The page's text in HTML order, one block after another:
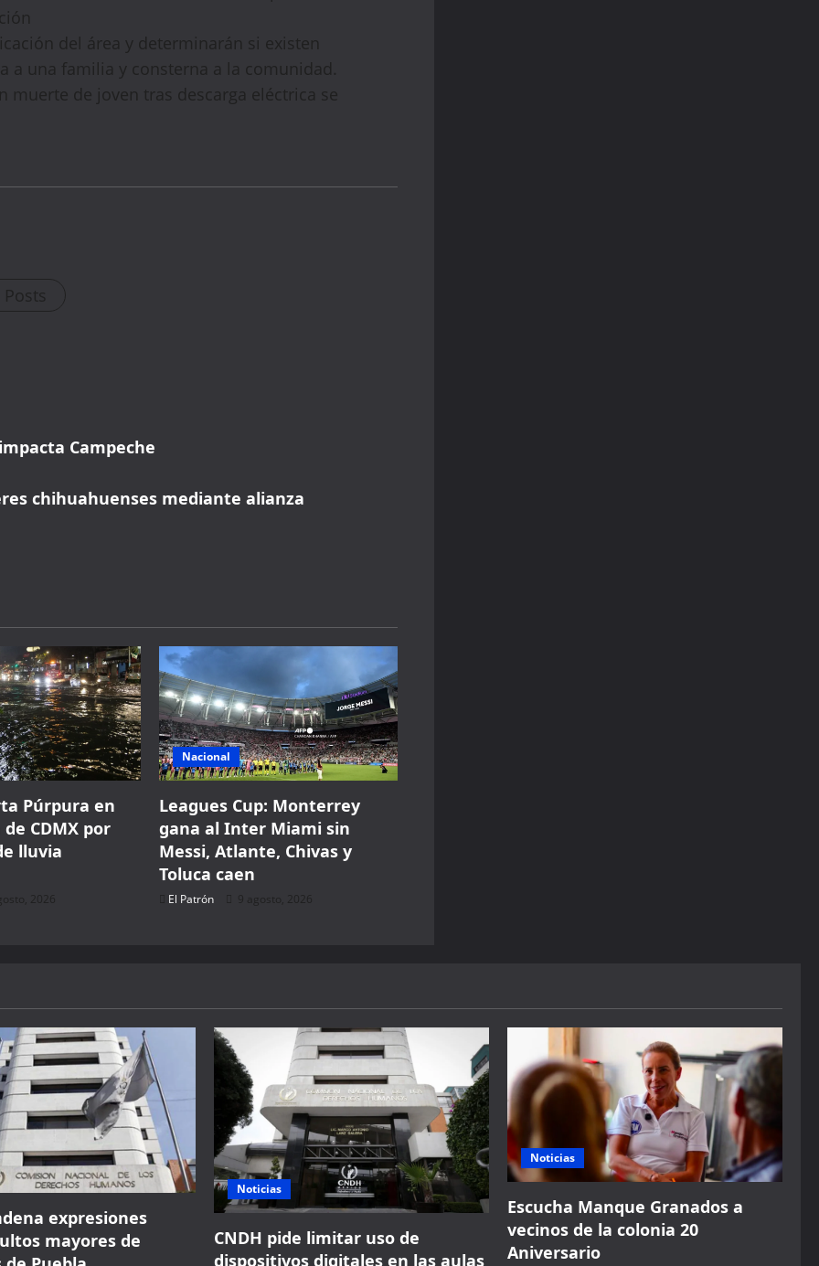
del área y determinarán si existen
a una familia y consterna a la comunidad.
muerte de joven tras descarga eléctrica se
Campeche
chihuahuenses mediante alianza
Púrpura en
CDMX por
lluvia
2026
Nacional
Leagues Cup: Monterrey
gana al Inter Miami sin
Messi, Atlante, Chivas y
Toluca caen
El Patrón 9 agosto, 2026
expresiones
mayores de
Noticias
CNDH pide limitar uso de
dispositivos digitales en las aulas
Noticias
Escucha Manque Granados a
vecinos de la colonia 20
Aniversario